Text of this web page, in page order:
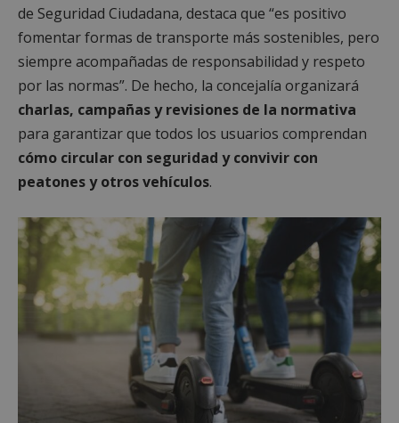
de Seguridad Ciudadana, destaca que “es positivo
fomentar formas de transporte más sostenibles, pero
siempre acompañadas de responsabilidad y respeto
por las normas”. De hecho, la concejalía organizará
charlas, campañas y revisiones de la normativa
para garantizar que todos los usuarios comprendan
cómo circular con seguridad y convivir con
peatones y otros vehículos.